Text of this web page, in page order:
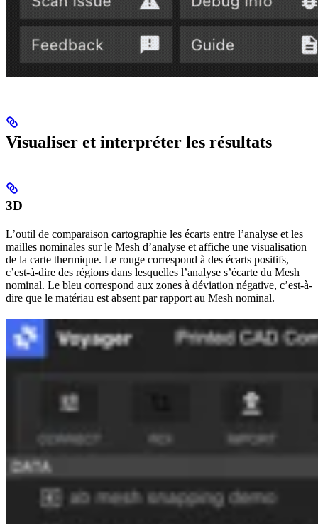
Visualiser et interpréter les résultats
3D
L’outil de comparaison cartographie les écarts entre l’analyse et les
mailles nominales sur le Mesh d’analyse et affiche une visualisation
de la carte thermique. Le rouge correspond à des écarts positifs,
c’est-à-dire des régions dans lesquelles l’analyse s’écarte du Mesh
nominal. Le bleu correspond aux zones à déviation négative, c’est-à-
dire que le matériau est absent par rapport au Mesh nominal.